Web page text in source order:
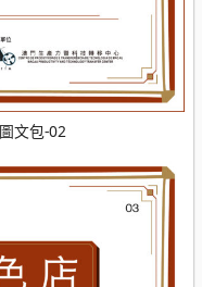
文包-02